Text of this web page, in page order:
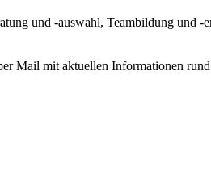
und -auswahl, Teambildung und
Mail mit aktuellen Informationen